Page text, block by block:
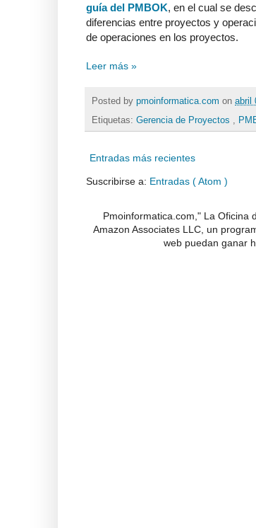
guía del PMBOK, en el cual se
diferencias entre proyectos y
de operaciones en los proyectos.
Leer más »
Posted by pmoinformatica.com on abril
Etiquetas: Gerencia de Proyectos ,
Entradas más recientes
Suscribirse a: Entradas ( Atom )
Pmoinformatica.com," La Oficina
Amazon Associates LLC, un
web puedan ganar